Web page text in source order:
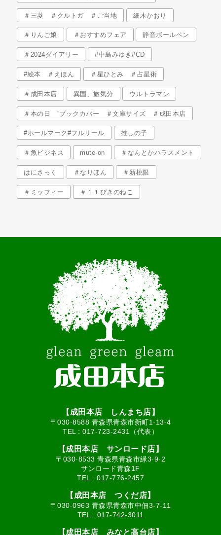
＃三菱 ＃クルトガ ＃ご当地 細木かおり
＃りんご娘 ＃おすすめフェア 静音ボールペン
＃2024ダイアリー #中島みゆき#CD
#絵本 ＃えほん ＃星ひとみ ＃占星術
＃成田本店 異国、旅気分 ウルトラマン
＃本の日 ”ブックカバー ＃文庫サイズ ＃成田本店
#ホールマーク#フルリール 推しの子
＃魚ビジネス mute-on ＃なんとかハラスメント
はにさっく ＃なりほん ＃新桃限
＃ミッフィー ＃１１ぴきのねこ
【成田本店 しんまち店】
〒030-8588 青森県青森市新町1-13-4
TEL : 017-723-2431（代表）
【成田本店 サンロード店】
〒030-8533 青森県青森市緑3-9-2
サンロード青森1F
TEL : 017-776-2457
【成田本店 つくだ店】
〒030-0963 青森県青森市中佃3-7-11
TEL : 017-742-3011
【成田本店 みなと高台店】